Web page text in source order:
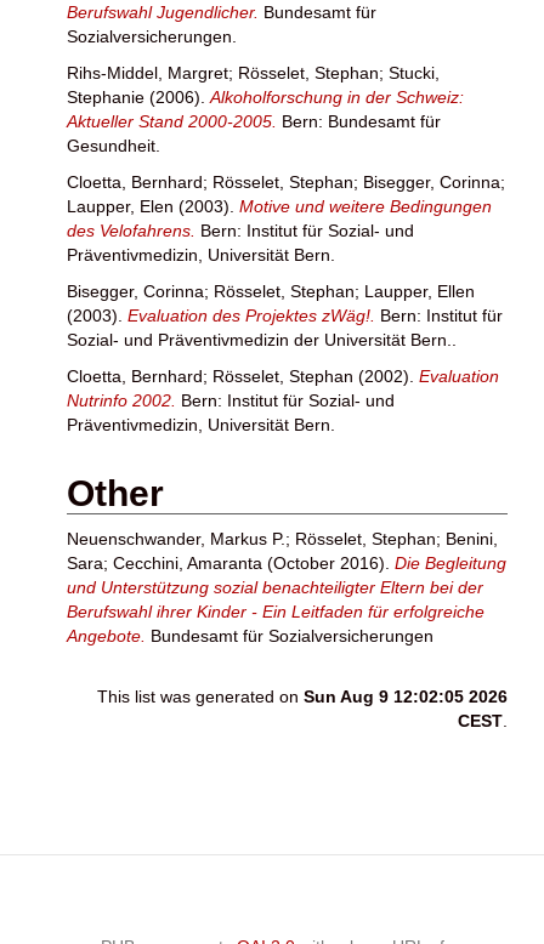
Berufswahl Jugendlicher. Bundesamt für
Sozialversicherungen.
Rihs-Middel, Margret; Rösselet, Stephan; Stucki,
Stephanie (2006). Alkoholforschung in der Schweiz:
Aktueller Stand 2000-2005. Bern: Bundesamt für
Gesundheit.
Cloetta, Bernhard; Rösselet, Stephan; Bisegger, Corinna;
Laupper, Elen (2003). Motive und weitere Bedingungen
des Velofahrens. Bern: Institut für Sozial- und
Präventivmedizin, Universität Bern.
Bisegger, Corinna; Rösselet, Stephan; Laupper, Ellen
(2003). Evaluation des Projektes zWäg!. Bern: Institut für
Sozial- und Präventivmedizin der Universität Bern..
Cloetta, Bernhard; Rösselet, Stephan (2002). Evaluation
Nutrinfo 2002. Bern: Institut für Sozial- und
Präventivmedizin, Universität Bern.
Other
Neuenschwander, Markus P.; Rösselet, Stephan; Benini,
Sara; Cecchini, Amaranta (October 2016). Die Begleitung
und Unterstützung sozial benachteiligter Eltern bei der
Berufswahl ihrer Kinder - Ein Leitfaden für erfolgreiche
Angebote. Bundesamt für Sozialversicherungen
This list was generated on Sun Aug 9 12:02:05 2026
CEST